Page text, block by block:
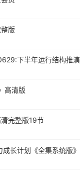
版
下半年运行结构推演
高清版
完整版19节
长计划《全集系统版》